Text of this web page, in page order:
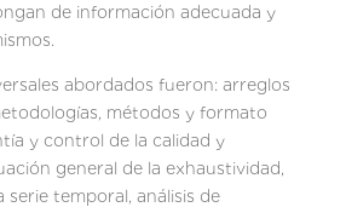
de información adecuada y
abordados fueron: arreglos
métodos y formato
y control de la calidad y
general de la exhaustividad,
serie temporal, análisis de